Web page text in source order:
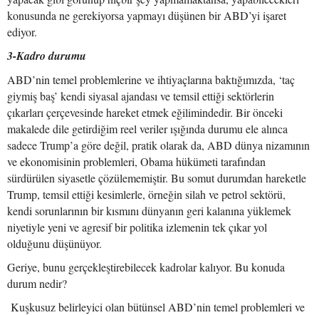
konusunda ne gerekiyorsa yapmayı düşünen bir ABD’yi işaret
ediyor.
3-Kadro durumu
ABD’nin temel problemlerine ve ihtiyaçlarına baktığımızda, ‘taç
giymiş baş’ kendi siyasal ajandası ve temsil ettiği sektörlerin
çıkarları çerçevesinde hareket etmek eğilimindedir. Bir önceki
makalede dile getirdiğim reel veriler ışığında durumu ele alınca
sadece Trump’a göre değil, pratik olarak da, ABD dünya nizamının
ve ekonomisinin problemleri, Obama hükümeti tarafından
sürdürülen siyasetle çözülememiştir. Bu somut durumdan hareketle
Trump, temsil ettiği kesimlerle, örneğin silah ve petrol sektörü,
kendi sorunlarının bir kısmını dünyanın geri kalanına yüklemek
niyetiyle yeni ve agresif bir politika izlemenin tek çıkar yol
olduğunu düşünüyor.
Geriye, bunu gerçekleştirebilecek kadrolar kalıyor. Bu konuda
durum nedir?
Kuşkusuz belirleyici olan bütünsel ABD’nin temel problemleri ve